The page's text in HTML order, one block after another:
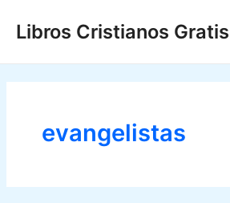
Libros Cristianos Gratis
evangelistas